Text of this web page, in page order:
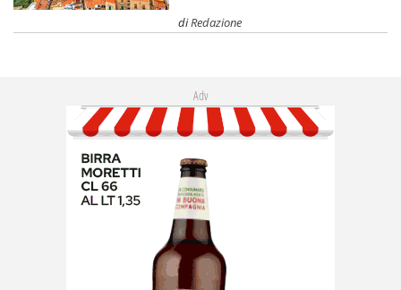
diRedazione
Adv